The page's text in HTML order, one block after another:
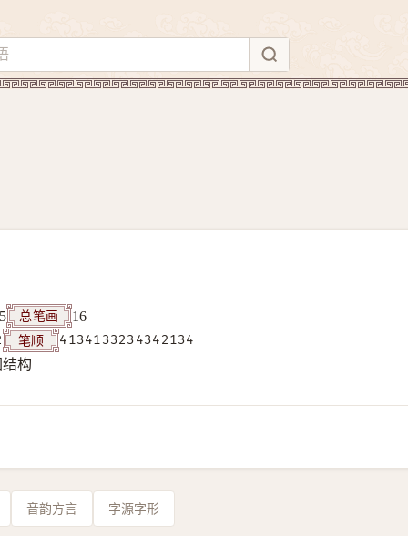
5 总笔画
16
笔顺
4134133234342134
构
音韵方言 字源字形